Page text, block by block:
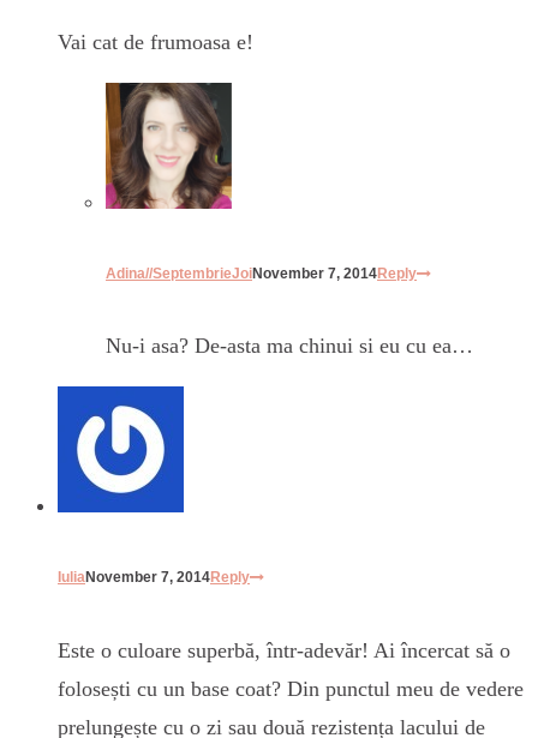
Vai cat de frumoasa e!
Adina//SeptembrieJoiNovember 7, 2014Reply
Nu-i asa? De-asta ma chinui si eu cu ea…
IuliaNovember 7, 2014Reply
Este o culoare superbă, într-adevăr! Ai încercat să o
folosești cu un base coat? Din punctul meu de vedere
prelungește cu o zi sau două rezistența lacului de